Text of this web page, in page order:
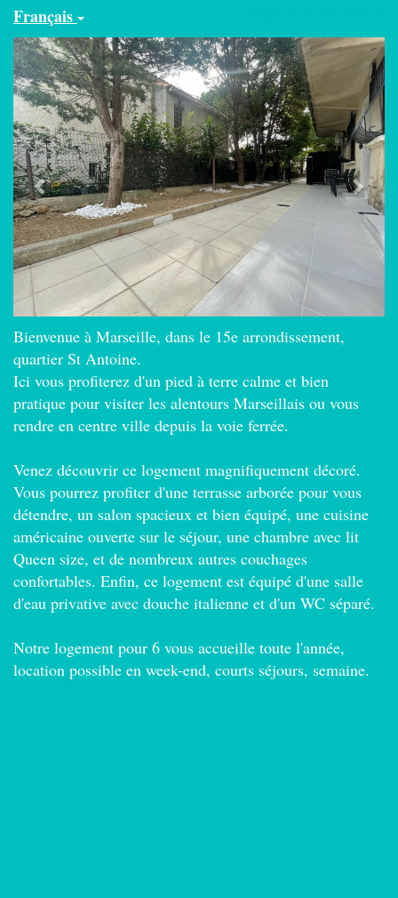
Français
Previous Next
Bienvenue à Marseille, dans le 15e arrondissement,
quartier St Antoine.
Ici vous profiterez d'un pied à terre calme et bien
pratique pour visiter les alentours Marseillais ou vous
rendre en centre ville depuis la voie ferrée.
Venez découvrir ce logement magnifiquement décoré.
Vous pourrez profiter d'une terrasse arborée pour vous
détendre, un salon spacieux et bien équipé, une cuisine
américaine ouverte sur le séjour, une chambre avec lit
Queen size, et de nombreux autres couchages
confortables. Enfin, ce logement est équipé d'une salle
d'eau privative avec douche italienne et d'un WC séparé.
Notre logement pour 6 vous accueille toute l'année,
location possible en week-end, courts séjours, semaine.